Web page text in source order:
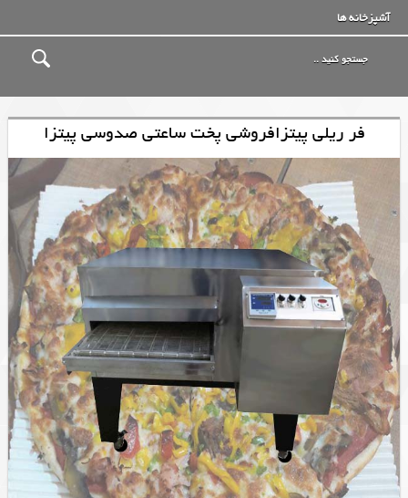
آشپزخانه ها
فر ریلی پیتزافروشی پخت ساعتی صدوسی پیتزا